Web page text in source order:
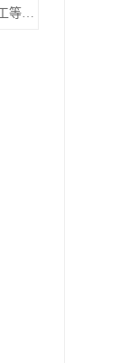
食品；中频炉；医药；中央空调；石油化工等行业设备的换热降温